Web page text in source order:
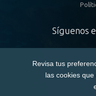
Síguenos
Revisa tus
las cookies